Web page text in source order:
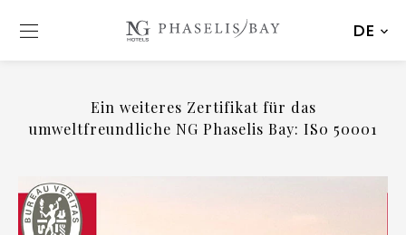
DE
Ein weiteres Zertifikat für das
umweltfreundliche NG Phaselis Bay: IS0 50001